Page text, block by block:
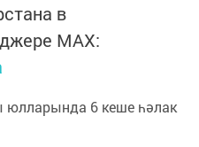
в
MАХ:
6 кеше һәлак